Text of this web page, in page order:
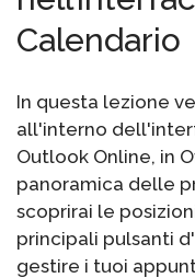
Calendario
In questa lezione
all'interno
Outlook Online, in
panoramica delle
scoprirai le
principali pulsanti
gestire i tuoi